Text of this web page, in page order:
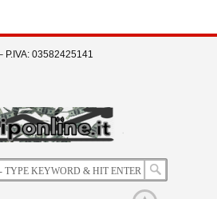
P.IVA: 03582425141